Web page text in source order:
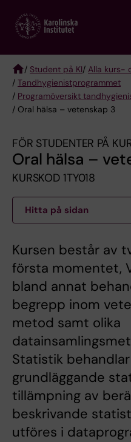
main
Breadcrumb
/ Student på KI/ Alla kurs-
/ Tandhygienist­programmet
/ Programöversikt
/ Oral hälsa – vetenskap 3
FÖR STUDENTER PÅ
Oral hälsa –
KURSKOD 1TY018
Hitta på sidan
Kursen består av
första momentet,
bland annat
begrepp inom
metod samt olika
Statistik
grundläggande
tillämpning av
beskrivande
utföres i